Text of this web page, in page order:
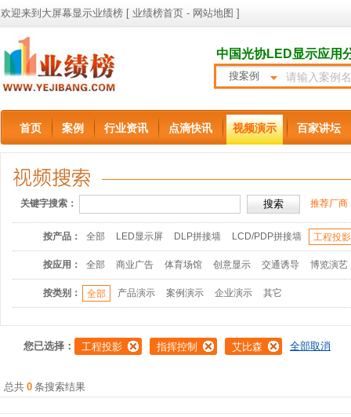
欢迎来到大屏幕显示业绩榜 [ 业绩榜首页 - 网站地图 ]
中国光协LED显示应用
搜案例
首页 案例 行业资讯 点滴快讯 视频演示 百家讲坛
关键字搜索： 推荐厂商
按产品： 全部 LED显示屏 DLP拼接墙 LCD/PDP拼接墙 工程投影
按应用： 全部 商业广告 体育场馆 创意显示 交通诱导 博览演艺
按类别： 全部 产品演示 案例演示 企业演示 其它
您已选择： 工程投影 指挥控制 艾比森 全部取消
总共 0 条搜索结果